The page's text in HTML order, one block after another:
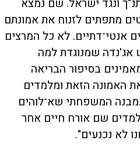
ונגד ישראל. שם נמצא
מתפתים לזנוח את אמונתם
אנטי־דתיים. לא כל המרצים
אג'נדה שמנוגדת למה
בסיפור הבריאה
האמונה הזאת ומלמדים
המשפחתי שא־לוהים
שם אורח חיים אחר
לא נכנעים".